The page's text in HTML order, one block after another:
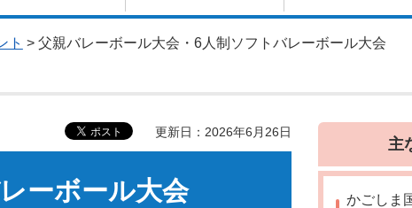
ト > 父親バレーボール大会・6人制ソフトバレーボール大会
更新日：2026年6月26日
ーボール大会
主
かごしま